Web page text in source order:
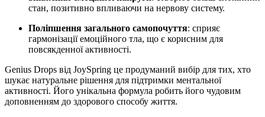
стан, позитивно впливаючи на нервову систему.
Поліпшення загального самопочуття: сприяє
гармонізації емоційного тла, що є корисним для
повсякденної активності.
Genius Drops від JoySpring це продуманий вибір для тих, хто
шукає натуральне рішення для підтримки ментальної
активності. Його унікальна формула робить його чудовим
доповненням до здорового способу життя.